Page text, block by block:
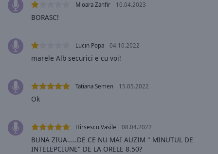
Audio
Picture-
in-
Picture
Fullscreen
Beginning
Mioara Zanfir 10.04.2023
BORASC!
Lucin Popa 04.10.2022
marele Alb securici e cu voi!
Tatiana Semen 15.05.2022
Ok
Hirsescu Vasile 08.04.2022
BUNA ZIUA.....DE CE NU MAI AUZIM " MINUTUL DE
INTELEPCIUNE" DE LA ORELE 8.50?